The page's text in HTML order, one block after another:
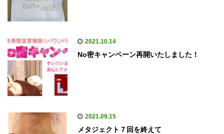
2021.10.14
No密キャンペーン再開いたしました！
2021.09.15
メタジェクト７回を終えて